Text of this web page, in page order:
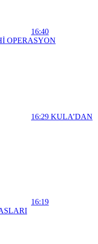
16:40
OPERASYON
16:29 KULA’DAN
16:19